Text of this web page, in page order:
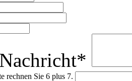
Nachricht*
rechnen Sie 6 plus 7.